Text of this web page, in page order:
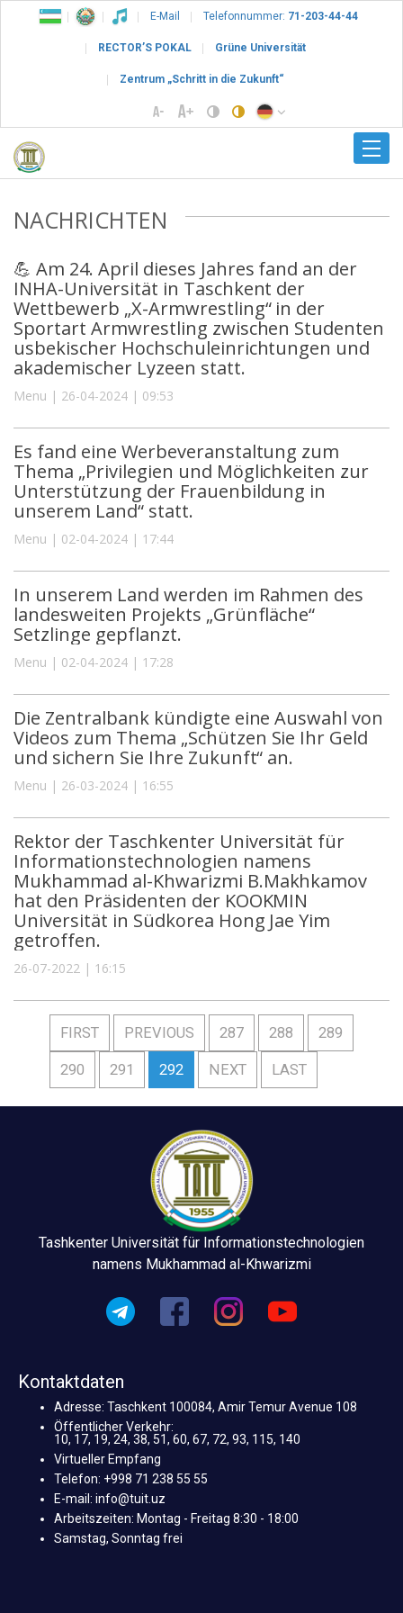
E-Mail Telefonnummer: 71-203-44-44
RECTOR’S POKAL Grüne Universität
Zentrum „Schritt in die Zukunft“
NACHRICHTEN
💪 Am 24. April dieses Jahres fand an der
INHA-Universität in Taschkent der
Wettbewerb „X-Armwrestling“ in der
Sportart Armwrestling zwischen Studenten
usbekischer Hochschuleinrichtungen und
akademischer Lyzeen statt.
Menu | 26-04-2024 | 09:53
Es fand eine Werbeveranstaltung zum
Thema „Privilegien und Möglichkeiten zur
Unterstützung der Frauenbildung in
unserem Land“ statt.
Menu | 02-04-2024 | 17:44
In unserem Land werden im Rahmen des
landesweiten Projekts „Grünfläche“
Setzlinge gepflanzt.
Menu | 02-04-2024 | 17:28
Die Zentralbank kündigte eine Auswahl von
Videos zum Thema „Schützen Sie Ihr Geld
und sichern Sie Ihre Zukunft“ an.
Menu | 26-03-2024 | 16:55
Rektor der Taschkenter Universität für
Informationstechnologien namens
Mukhammad al-Khwarizmi B.Makhkamov
hat den Präsidenten der KOOKMIN
Universität in Südkorea Hong Jae Yim
getroffen.
26-07-2022 | 16:15
FIRST PREVIOUS 287 288 289
290 291 292 NEXT LAST
Tashkenter Universität für Informationstechnologien
namens Mukhammad al-Khwarizmi
Kontaktdaten
Adresse: Taschkent 100084, Amir Temur Avenue 108
Öffentlicher Verkehr:
10, 17, 19, 24, 38, 51, 60, 67, 72, 93, 115, 140
Virtueller Empfang
Telefon: +998 71 238 55 55
E-mail: info@tuit.uz
Arbeitszeiten: Montag - Freitag 8:30 - 18:00
Samstag, Sonntag frei